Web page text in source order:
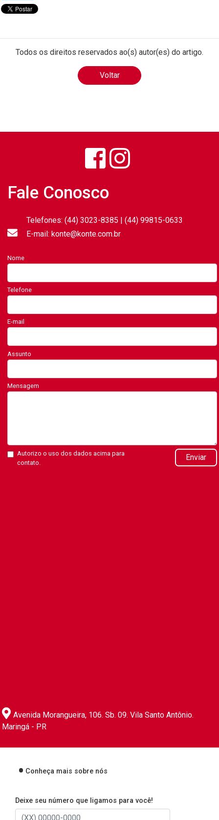
Todos os direitos reservados ao(s) autor(es) do artigo.
Voltar
Fale Conosco
Telefones: (44) 3023-8385 | (44) 99815-0633
E-mail: konte@konte.com.br
Nome
Telefone
E-mail
Assunto
Mensagem
Autorizo o uso dos dados acima para
contato.
Enviar
Avenida Morangueira, 106. Sb. 09. Vila Santo Antônio.
Maringá - PR
Conheça mais sobre nós
Deixe seu número que ligamos para você!